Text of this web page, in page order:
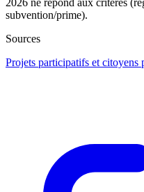
2026 ne répond aux critères
subvention/prime).
Sources
Projets participatifs et citoyens